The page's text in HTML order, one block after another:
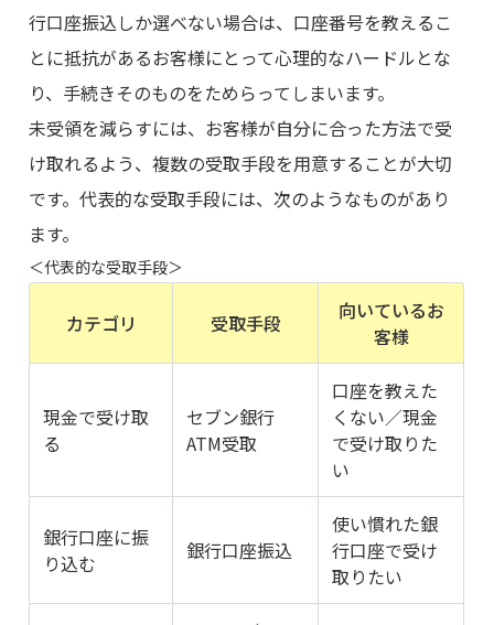
行口座振込しか選べない場合は、口座番号を教えるこ
とに抵抗があるお客様にとって心理的なハードルとな
り、手続きそのものをためらってしまいます。
未受領を減らすには、お客様が自分に合った方法で受
け取れるよう、複数の受取手段を用意することが大切
です。代表的な受取手段には、次のようなものがあり
ます。
＜代表的な受取手段＞
カテゴリ 受取手段
向いているお
客様
現金で受け取
る
セブン銀行
ATM受取
口座を教えた
くない／現金
で受け取りた
い
銀行口座に振
り込む
銀行口座振込
使い慣れた銀
行口座で受け
取りたい